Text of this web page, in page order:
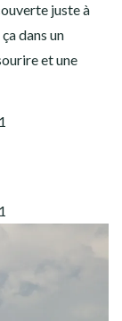
juste à
dans un
et une